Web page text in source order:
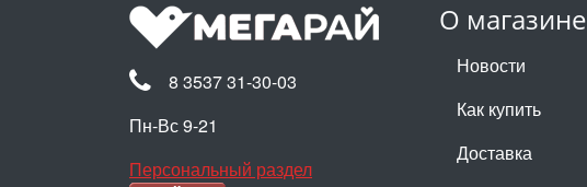
О магазине
Новости
Как купить
Доставка
8 3537 31-30-03
Пн-Вс 9-21
Персональный раздел